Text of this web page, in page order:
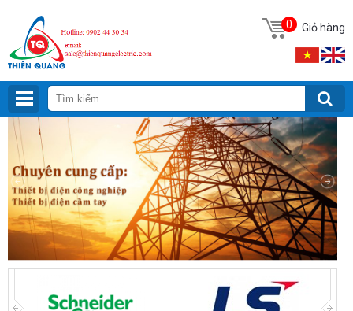
Giỏ hàng
0